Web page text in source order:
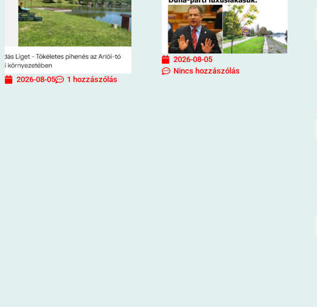
2026-08-05 1 hozzászólás
2026-08-05
Nincs hozzászólás